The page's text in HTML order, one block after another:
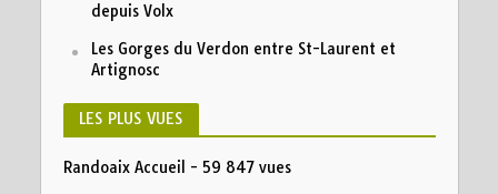
depuis Volx
Les Gorges du Verdon entre St-Laurent et
Artignosc
LES PLUS VUES
Randoaix Accueil - 59 847 vues